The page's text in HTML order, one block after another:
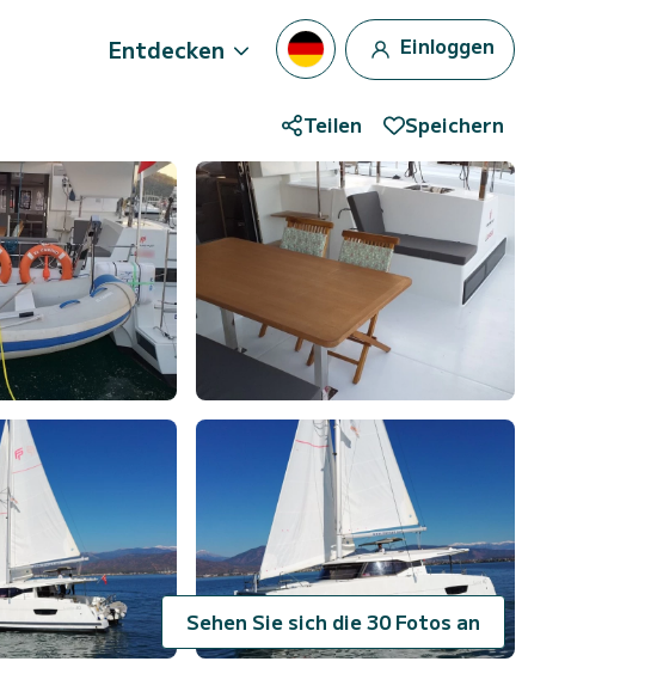
Entdecken Einloggen
Teilen Speichern
Sehen Sie sich die 30 Fotos an